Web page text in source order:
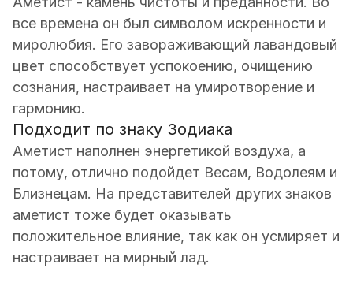
все времена он был символом искренности и
миролюбия. Его завораживающий лавандовый
цвет способствует успокоению, очищению
сознания, настраивает на умиротворение и
гармонию.
Подходит по знаку Зодиака
Аметист наполнен энергетикой воздуха, а
потому, отлично подойдет Весам, Водолеям и
Близнецам. На представителей других знаков
аметист тоже будет оказывать
положительное влияние, так как он усмиряет и
настраивает на мирный лад.